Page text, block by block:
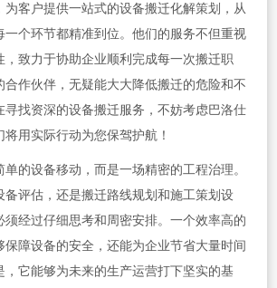
为客户提供一站式的设备搬迁化解策划，从
一个环节都精准到位。他们的服务不但重视
，致力于协助企业顺利完成每一次搬迁职
合作伙伴，无疑能大大降低搬迁的危险和不
寻找资深的设备搬迁服务，不妨考虑巴洛仕
用实际行动为您保驾护航！
的设备移动，而是一场精密的工程治理。
备评估，还是搬迁路线规划和施工策划设
须经过仔细思考和周密安排。一个效率高的
保障设备的安全，还能为企业节省大量时间
，它能够为未来的生产运营打下坚实的基